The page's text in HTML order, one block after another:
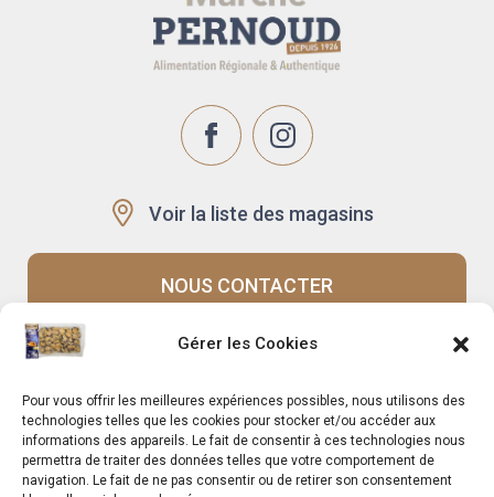
Gérer les Cookies
Pour vous offrir les meilleures expériences possibles, nous utilisons des
technologies telles que les cookies pour stocker et/ou accéder aux
informations des appareils. Le fait de consentir à ces technologies nous
permettra de traiter des données telles que votre comportement de
navigation. Le fait de ne pas consentir ou de retirer son consentement
Voir la liste des magasins
NOUS CONTACTER
Rappels produits
Le Mag